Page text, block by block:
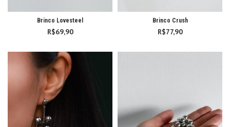
Brinco Lovesteel
R$69,90
Brinco Crush
R$77,90